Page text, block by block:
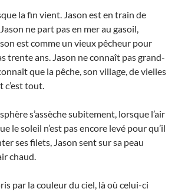
la fin vient. Jason est en train de
ne part pas en mer au gasoil,
est comme un vieux pêcheur pour
trente ans. Jason ne connaît pas grand-
que la pêche, son village, de vielles
tout.
s’assèche subitement, lorsque l’air
le soleil n’est pas encore levé pour qu’il
ses filets, Jason sent sur sa peau
chaud.
par la couleur du ciel, là où celui-ci